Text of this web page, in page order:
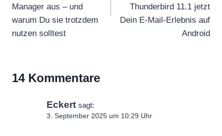
Manager aus – und
warum Du sie trotzdem
nutzen solltest
Thunderbird 11.1 jetzt
Dein E-Mail-Erlebnis auf
Android
14 Kommentare
Eckert sagt:
3. September 2025 um 10:29 Uhr